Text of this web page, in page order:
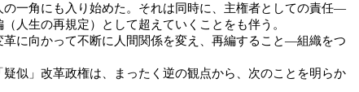
一角にも入り始めた。それは同時に、主権者としての責任―
人生の再規定）として超えていくことをも伴う。
に向かって不断に人間関係を変え、再編すること―組織をつ
似」改革政権は、まったく逆の観点から、次のことを明らか